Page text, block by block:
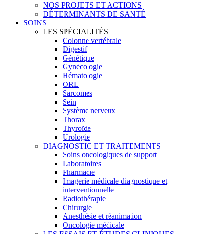
NOS PROJETS ET ACTIONS
DÉTERMINANTS DE SANTÉ
SOINS
LES SPÉCIALITÉS
Colonne vertébrale
Digestif
Génétique
Gynécologie
Hématologie
ORL
Sarcomes
Sein
Système nerveux
Thorax
Thyroïde
Urologie
DIAGNOSTIC ET TRAITEMENTS
Soins oncologiques de support
Laboratoires
Pharmacie
Imagerie médicale diagnostique et
interventionnelle
Radiothérapie
Chirurgie
Anesthésie et réanimation
Oncologie médicale